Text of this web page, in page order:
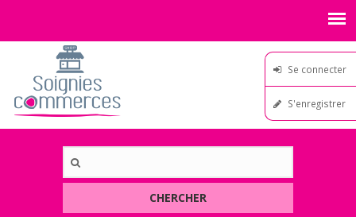
Se connecter
S'enregistrer
CHERCHER